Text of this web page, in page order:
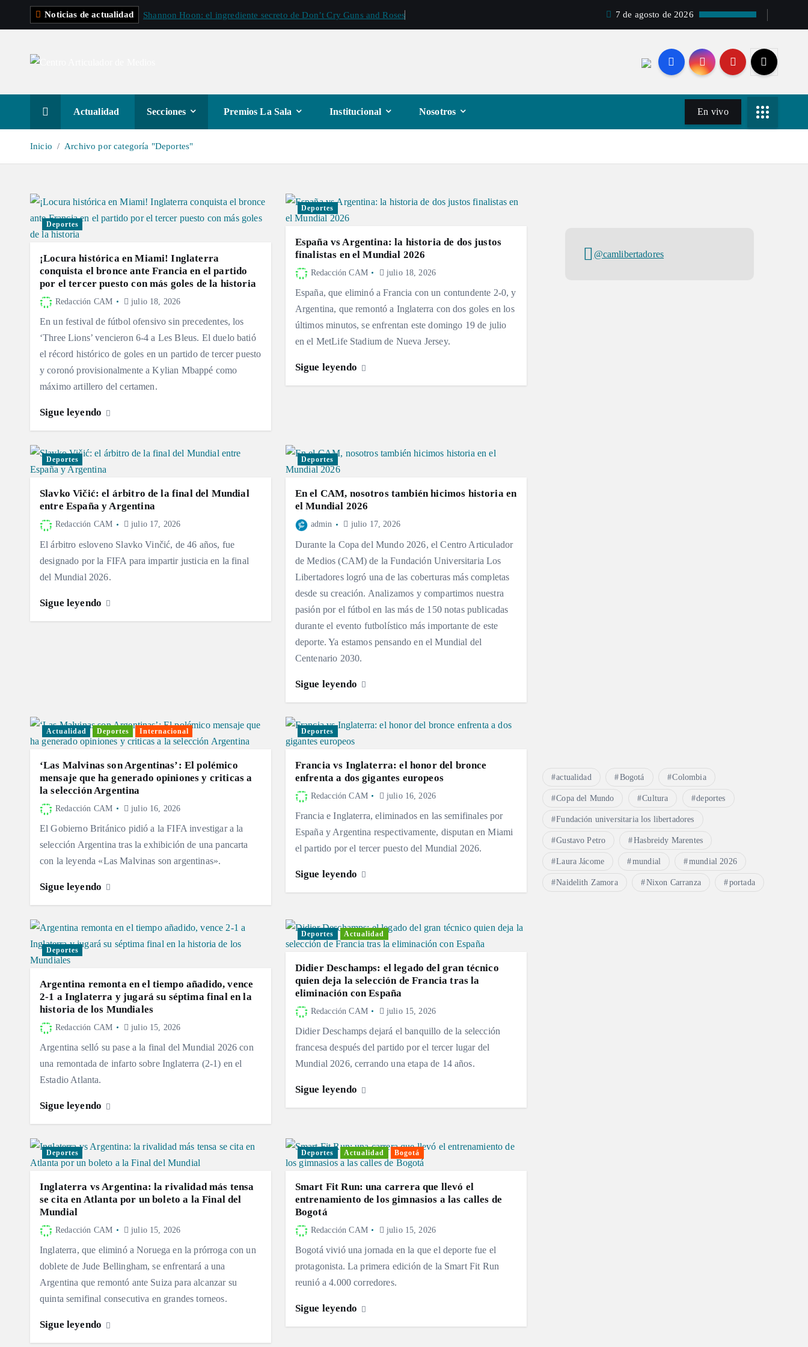
Noticias de actualidad Shannon Hoon: el ingrediente secreto de Don’t Cry Guns and Roses 7 de agosto de 2026
Actualidad Secciones Premios La Sala Institucional Nosotros En vivo
Inicio Archivo por categoría "Deportes"
Deportes
¡Locura histórica en Miami! Inglaterra
conquista el bronce ante Francia en el partido
por el tercer puesto con más goles de la historia
Redacción CAM julio 18, 2026
En un festival de fútbol ofensivo sin precedentes, los
‘Three Lions’ vencieron 6-4 a Les Bleus. El duelo batió
el récord histórico de goles en un partido de tercer puesto
y coronó provisionalmente a Kylian Mbappé como
máximo artillero del certamen.
Sigue leyendo
Deportes
España vs Argentina: la historia de dos justos
finalistas en el Mundial 2026
Redacción CAM julio 18, 2026
España, que eliminó a Francia con un contundente 2-0, y
Argentina, que remontó a Inglaterra con dos goles en los
últimos minutos, se enfrentan este domingo 19 de julio
en el MetLife Stadium de Nueva Jersey.
Sigue leyendo
Deportes
Slavko Vičić: el árbitro de la final del Mundial
entre España y Argentina
Redacción CAM julio 17, 2026
El árbitro esloveno Slavko Vinčić, de 46 años, fue
designado por la FIFA para impartir justicia en la final
del Mundial 2026.
Sigue leyendo
Deportes
En el CAM, nosotros también hicimos historia en
el Mundial 2026
admin julio 17, 2026
Durante la Copa del Mundo 2026, el Centro Articulador
de Medios (CAM) de la Fundación Universitaria Los
Libertadores logró una de las coberturas más completas
desde su creación. Analizamos y compartimos nuestra
pasión por el fútbol en las más de 150 notas publicadas
durante el evento futbolístico más importante de este
deporte. Ya estamos pensando en el Mundial del
Centenario 2030.
Sigue leyendo
Actualidad Deportes Internacional
‘Las Malvinas son Argentinas’: El polémico
mensaje que ha generado opiniones y criticas a
la selección Argentina
Redacción CAM julio 16, 2026
El Gobierno Británico pidió a la FIFA investigar a la
selección Argentina tras la exhibición de una pancarta
con la leyenda «Las Malvinas son argentinas».
Sigue leyendo
Deportes
Francia vs Inglaterra: el honor del bronce
enfrenta a dos gigantes europeos
Redacción CAM julio 16, 2026
Francia e Inglaterra, eliminados en las semifinales por
España y Argentina respectivamente, disputan en Miami
el partido por el tercer puesto del Mundial 2026.
Sigue leyendo
Deportes
Argentina remonta en el tiempo añadido, vence
2-1 a Inglaterra y jugará su séptima final en la
historia de los Mundiales
Redacción CAM julio 15, 2026
Argentina selló su pase a la final del Mundial 2026 con
una remontada de infarto sobre Inglaterra (2-1) en el
Estadio Atlanta.
Sigue leyendo
Deportes Actualidad
Didier Deschamps: el legado del gran técnico
quien deja la selección de Francia tras la
eliminación con España
Redacción CAM julio 15, 2026
Didier Deschamps dejará el banquillo de la selección
francesa después del partido por el tercer lugar del
Mundial 2026, cerrando una etapa de 14 años.
Sigue leyendo
Deportes
Inglaterra vs Argentina: la rivalidad más tensa
se cita en Atlanta por un boleto a la Final del
Mundial
Redacción CAM julio 15, 2026
Inglaterra, que eliminó a Noruega en la prórroga con un
doblete de Jude Bellingham, se enfrentará a una
Argentina que remontó ante Suiza para alcanzar su
quinta semifinal consecutiva en grandes torneos.
Sigue leyendo
Deportes Actualidad Bogotá
Smart Fit Run: una carrera que llevó el
entrenamiento de los gimnasios a las calles de
Bogotá
Redacción CAM julio 15, 2026
Bogotá vivió una jornada en la que el deporte fue el
protagonista. La primera edición de la Smart Fit Run
reunió a 4.000 corredores.
Sigue leyendo
@camlibertadores
actualidad Bogotá Colombia
Copa del Mundo Cultura deportes
Fundación universitaria los libertadores
Gustavo Petro Hasbreidy Marentes
Laura Jácome mundial mundial 2026
Naidelith Zamora Nixon Carranza portada